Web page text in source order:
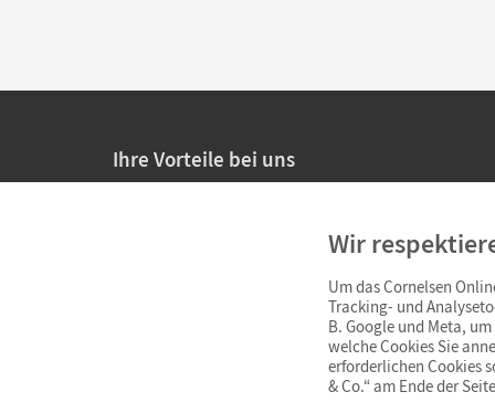
Ihre Vorteile bei uns
Persönliche Angebote für Lehrkräfte
Sicheres Einkaufen mit SSL-Verschlüsselung
Widerrufsfristvon 4 Wochen
Schnelle und einfache Retourenabwicklung
Wir
Um das Cornelsen
Tracking- und
B. Google und Meta,
welche Cookies Sie
erforderlichen Cookies
& Co.“ am Ende der